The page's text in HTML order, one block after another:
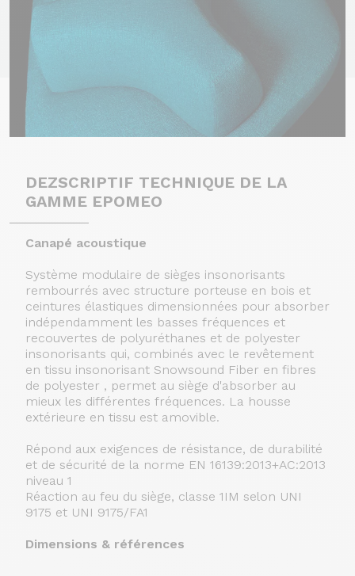
DEZSCRIPTIF TECHNIQUE DE LA
GAMME EPOMEO
Canapé acoustique
Système modulaire de sièges insonorisants
rembourrés avec structure porteuse en bois et
ceintures élastiques dimensionnées pour absorber
indépendamment les basses fréquences et
recouvertes de polyuréthanes et de polyester
insonorisants qui, combinés avec le revêtement
en tissu insonorisant Snowsound Fiber en fibres
de polyester , permet au siège d'absorber au
mieux les différentes fréquences. La housse
extérieure en tissu est amovible.
Répond aux exigences de résistance, de durabilité
et de sécurité de la norme EN 16139:2013+AC:2013
niveau 1
Réaction au feu du siège, classe 1IM selon UNI
9175 et UNI 9175/FA1
Dimensions & références